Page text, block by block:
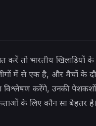
करें तो भारतीय खिलाड़ियों
में से एक है, और मैचों के
का विश्लेषण करेंगे, उनकी
के लिए कौन सा बेहतर है।